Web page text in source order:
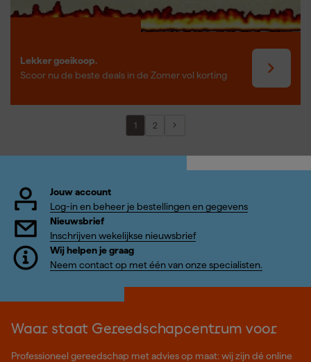
Lekker goeikoop.
Scoor nu de beste deals in de Zomer vol korting
1 2
Jouw account
Log-in en beheer je bestellingen en gegevens
Nieuwsbrief
Inschrijven wekelijkse nieuwsbrief
Wij helpen je graag
Neem contact op met één van onze specialisten.
Waar staat Gereedschapcentrum voor
Professioneel gereedschap met advies op maat: wij zijn dé online